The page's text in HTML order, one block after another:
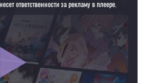
ответственности за рекламу в плеере.
или выберите другой плеер!
установить VPN